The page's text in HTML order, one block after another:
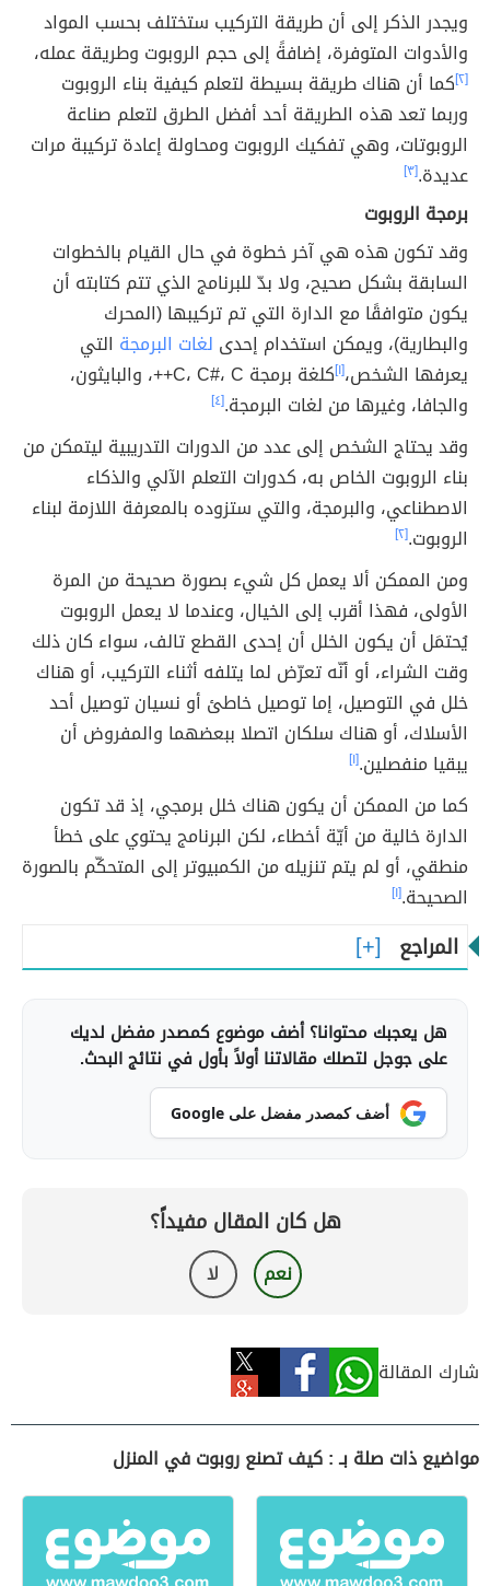
ويجدر الذكر إلى أن طريقة التركيب ستختلف بحسب المواد
والأدوات المتوفرة، إضافةً إلى حجم الروبوت وطريقة عمله،
[٢] كما أن هناك طريقة بسيطة لتعلم كيفية بناء الروبوت
وربما تعد هذه الطريقة أحد أفضل الطرق لتعلم صناعة
الروبوتات، وهي تفكيك الروبوت ومحاولة إعادة تركيبة مرات
عديدة.[٣]
برمجة الروبوت
وقد تكون هذه هي آخر خطوة في حال القيام بالخطوات
السابقة بشكل صحيح، ولا بدّ للبرنامج الذي تتم كتابته أن
يكون متوافقًا مع الدارة التي تم تركيبها (المحرك
والبطارية)، ويمكن استخدام إحدى لغات البرمجة التي
يعرفها الشخص،[١]
كلغة برمجة C، C#، C++، والبايثون،
والجافا، وغيرها من لغات البرمجة.[٤]
وقد يحتاج الشخص إلى عدد من الدورات التدريبية ليتمكن من
بناء الروبوت الخاص به، كدورات التعلم الآلي والذكاء
الاصطناعي، والبرمجة، والتي ستزوده بالمعرفة اللازمة لبناء
الروبوت.[٢]
ومن الممكن ألا يعمل كل شيء بصورة صحيحة من المرة
الأولى، فهذا أقرب إلى الخيال، وعندما لا يعمل الروبوت
يُحتمَل أن يكون الخلل أن إحدى القطع تالف، سواء كان ذلك
وقت الشراء، أو أنّه تعرّض لما يتلفه أثناء التركيب، أو هناك
خلل في التوصيل، إما توصيل خاطئ أو نسيان توصيل أحد
الأسلاك، أو هناك سلكان اتصلا ببعضهما والمفروض أن
يبقيا منفصلين.[١]
كما من الممكن أن يكون هناك خلل برمجي، إذ قد تكون
الدارة خالية من أيّة أخطاء، لكن البرنامج يحتوي على خطأ
منطقي، أو لم يتم تنزيله من الكمبيوتر إلى المتحكّم بالصورة
الصحيحة.[١]
المراجع
هل يعجبك محتوانا؟ أضف موضوع كمصدر مفضل لديك
على جوجل لتصلك مقالاتنا أولاً بأول في نتائج البحث.
أضف كمصدر مفضل على Google
هل كان المقال مفيداً؟
نعم لا
شارك المقالة
مواضيع ذات صلة بـ : كيف تصنع روبوت في المنزل